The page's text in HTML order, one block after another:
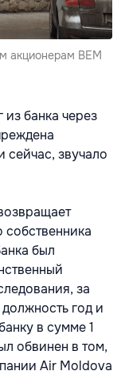
акционерам ВЕМ
банка через
сейчас, звучало
собственника
был
за
год и
в сумме 1
обвинен в том,
Air Moldova